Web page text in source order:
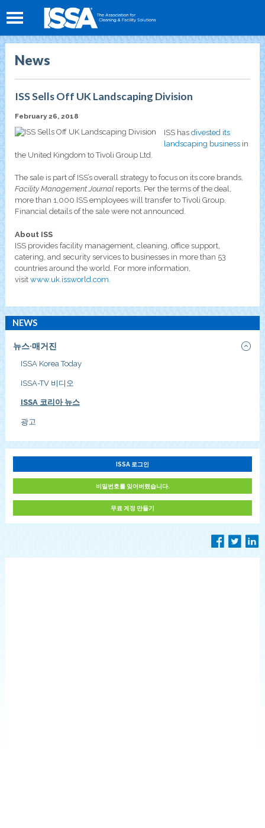
News
ISS Sells Off UK Landscaping Division
February 26, 2018
ISS has divested its
landscaping businessin
the United Kingdom to Tivoli Group Ltd.
The sale is part of ISS’s overall strategy to focus on its core brands,
Facility Management Journalreports. Per the terms of the deal,
more than 1,000 ISS employees will transfer to Tivoli Group.
Financial details of the sale were not announced.
About ISS
ISS provides facility management, cleaning, office support,
catering, and security services to businesses in more than 53
countries around the world. For more information,
visit www.uk.issworld.com
NEWS
뉴스·매거진
ISSA Korea Today
ISSA-TV 비디오
ISSA 코리아 뉴스
광고
ISSA 로그인
비밀번호를 잊어버렸습니다.
무료 계정 만들기